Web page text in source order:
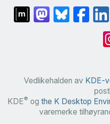
Vedlikehalden av KDE-
KDE® og the K Desktop
varemerke